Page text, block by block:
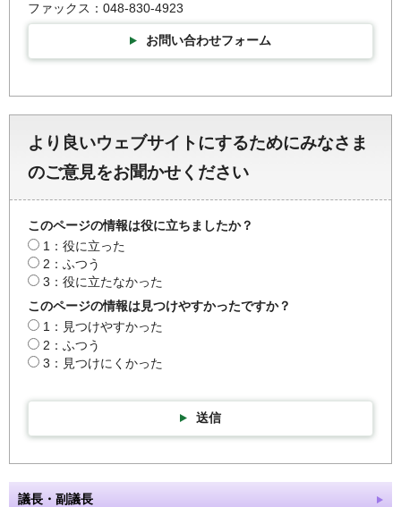
ファックス：048-830-4923
お問い合わせフォーム
より良いウェブサイトにするためにみなさま
のご意見をお聞かせください
このページの情報は役に立ちましたか？
1：役に立った
2：ふつう
3：役に立たなかった
このページの情報は見つけやすかったですか？
1：見つけやすかった
2：ふつう
3：見つけにくかった
送信
議長・副議長